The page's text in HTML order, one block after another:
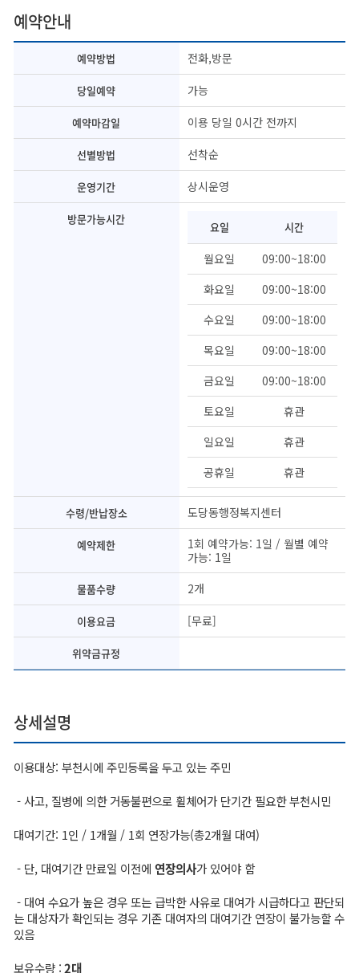
예약안내
예약방법 전화,방문
당일예약 가능
예약마감일 이용 당일 0시간 전까지
선별방법 선착순
운영기간 상시운영
방문가능시간
요일 시간
월요일
09:00~18:00
화요일
09:00~18:00
수요일
09:00~18:00
목요일
09:00~18:00
금요일
09:00~18:00
토요일
휴관
일요일
휴관
공휴일
휴관
수령/반납장소 도당동행정복지센터
예약제한
1회 예약가능: 1일 / 월별 예약
가능: 1일
물품수량 2개
이용요금 [무료]
위약금규정
상세설명
이용대상: 부천시에 주민등록을 두고 있는 주민
- 사고, 질병에 의한 거동불편으로 휠체어가 단기간 필요한 부천시민
대여기간: 1인 / 1개월 / 1회 연장가능(총2개월 대여)
- 단, 대여기간 만료일 이전에 연장의사가 있어야 함
- 대여 수요가 높은 경우 또는 급박한 사유로 대여가 시급하다고 판단되
는 대상자가 확인되는 경우 기존 대여자의 대여기간 연장이 불가능할 수
있음
보유수량 :2대